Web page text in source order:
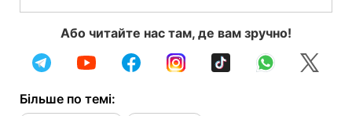
Або читайте нас там, де вам зручно!
Більше по темі: